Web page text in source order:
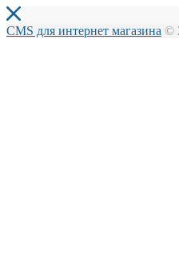
CMS для интернет магазина ©